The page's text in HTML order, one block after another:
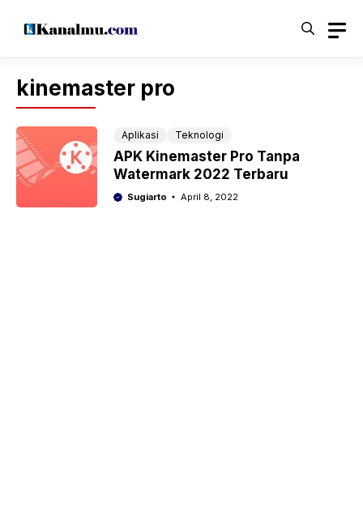
kinemaster pro
Aplikasi Teknologi
APK Kinemaster Pro Tanpa
Watermark 2022 Terbaru
Sugiarto April 8, 2022